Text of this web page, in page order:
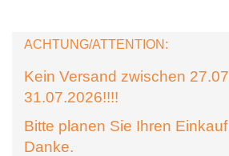
ACHTUNG/ATTENTION:
Kein Versand zwischen
31.07.2026!!!!
Bitte planen Sie Ihren
Danke.